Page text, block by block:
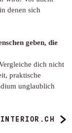
denen sich
geben, die
dich nicht
praktische
unglaublich